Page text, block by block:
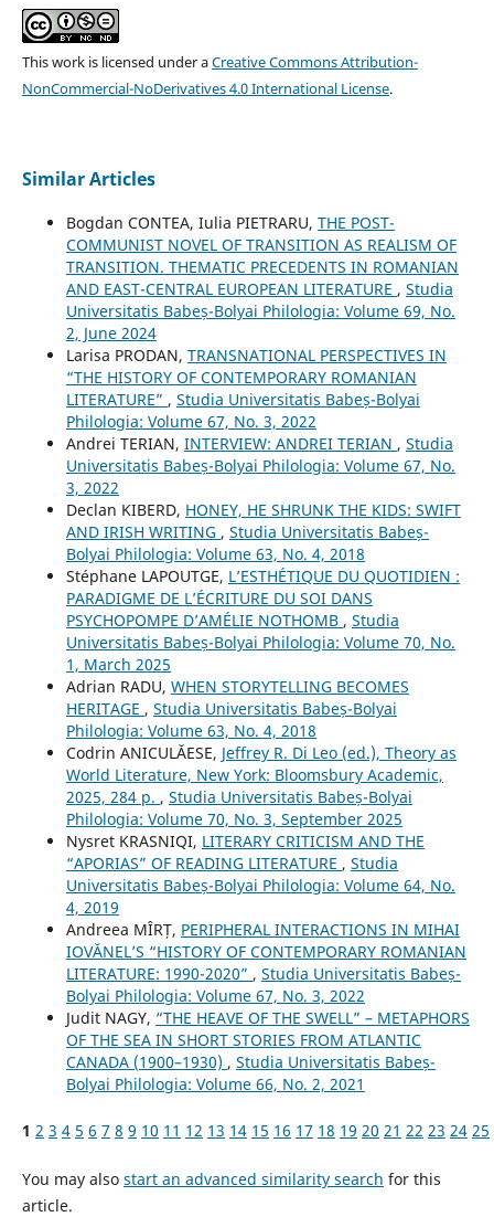
This work is licensed under aCreative Commons Attribution-
NonCommercial-NoDerivatives 4.0 International License.
Similar Articles
Bogdan CONTEA, Iulia PIETRARU, THE POST-
COMMUNIST NOVEL OF TRANSITION AS REALISM OF
TRANSITION. THEMATIC PRECEDENTS IN ROMANIAN
AND EAST-CENTRAL EUROPEAN LITERATURE , Studia
Universitatis Babeș-Bolyai Philologia: Volume 69, No.
2, June 2024
Larisa PRODAN, TRANSNATIONAL PERSPECTIVES IN
“THE HISTORY OF CONTEMPORARY ROMANIAN
LITERATURE” , Studia Universitatis Babeș-Bolyai
Philologia: Volume 67, No. 3, 2022
Andrei TERIAN, INTERVIEW: ANDREI TERIAN , Studia
Universitatis Babeș-Bolyai Philologia: Volume 67, No.
3, 2022
Declan KIBERD, HONEY, HE SHRUNK THE KIDS: SWIFT
AND IRISH WRITING , Studia Universitatis Babeș-
Bolyai Philologia: Volume 63, No. 4, 2018
Stéphane LAPOUTGE, L’ESTHÉTIQUE DU QUOTIDIEN :
PARADIGME DE L’ÉCRITURE DU SOI DANS
PSYCHOPOMPE D’AMÉLIE NOTHOMB , Studia
Universitatis Babeș-Bolyai Philologia: Volume 70, No.
1, March 2025
Adrian RADU, WHEN STORYTELLING BECOMES
HERITAGE , Studia Universitatis Babeș-Bolyai
Philologia: Volume 63, No. 4, 2018
Codrin ANICULĂESE, Jeffrey R. Di Leo (ed.), Theory as
World Literature, New York: Bloomsbury Academic,
2025, 284 p. , Studia Universitatis Babeș-Bolyai
Philologia: Volume 70, No. 3, September 2025
Nysret KRASNIQI, LITERARY CRITICISM AND THE
“APORIAS” OF READING LITERATURE , Studia
Universitatis Babeș-Bolyai Philologia: Volume 64, No.
4, 2019
Andreea MÎRȚ, PERIPHERAL INTERACTIONS IN MIHAI
IOVĂNEL’S “HISTORY OF CONTEMPORARY ROMANIAN
LITERATURE: 1990-2020” , Studia Universitatis Babeș-
Bolyai Philologia: Volume 67, No. 3, 2022
Judit NAGY, “THE HEAVE OF THE SWELL” – METAPHORS
OF THE SEA IN SHORT STORIES FROM ATLANTIC
CANADA (1900–1930) , Studia Universitatis Babeș-
Bolyai Philologia: Volume 66, No. 2, 2021
1 2 3 4 5 6 7 8 9 10 11 12 13 14 15 16 17 18 19 20 21 22 23 24 25
You may also start an advanced similarity search for this
article.